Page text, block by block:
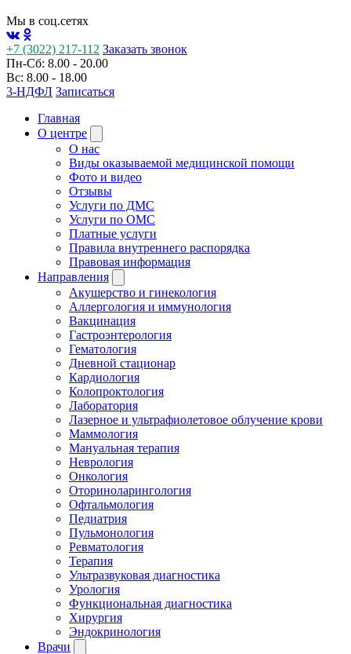
Мы в соц.сетях
+7 (3022) 217-112 Заказать звонок
Пн-Сб: 8.00 - 20.00
Вс: 8.00 - 18.00
3-НДФЛ Записаться
Главная
О центре
О нас
Виды оказываемой медицинской помощи
Фото и видео
Отзывы
Услуги по ДМС
Услуги по ОМС
Платные услуги
Правила внутреннего распорядка
Правовая информация
Направления
Акушерство и гинекология
Аллергология и иммунология
Вакцинация
Гастроэнтерология
Гематология
Дневной стационар
Кардиология
Колопроктология
Лаборатория
Лазерное и ультрафиолетовое облучение крови
Маммология
Мануальная терапия
Неврология
Онкология
Оториноларингология
Офтальмология
Педиатрия
Пульмонология
Ревматология
Терапия
Ультразвуковая диагностика
Урология
Функциональная диагностика
Хирургия
Эндокринология
Врачи